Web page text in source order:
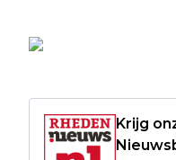
Krijg